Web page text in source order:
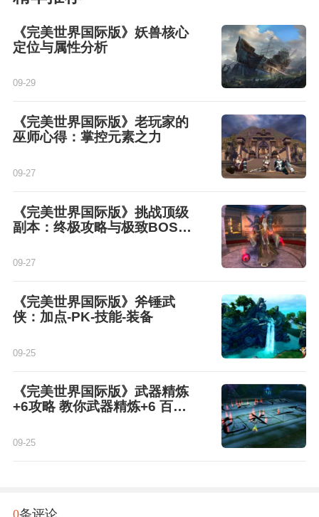
《完美世界国际版》妖兽核心
定位与属性分析
09-29
《完美世界国际版》老玩家的
巫师心得：掌控元素之力
09-27
《完美世界国际版》挑战顶级
副本：终极攻略与极致BOSS
09-27
《完美世界国际版》斧锤武
侠：加点-PK-技能-装备
09-25
《完美世界国际版》武器精炼
+6攻略 教你武器精炼+6 百分
09-25
0条评论